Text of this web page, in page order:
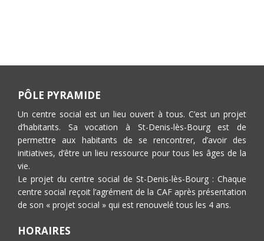
PÔLE PYRAMIDE
Un centre social est un lieu ouvert à tous. C’est un projet
d’habitants. Sa vocation à St-Denis-lès-Bourg est de
permettre aux habitants de se rencontrer, d’avoir des
initiatives, d’être un lieu ressource pour tous les âges de la
vie.
Le projet du centre social de St-Denis-lès-Bourg : Chaque
centre social reçoit l’agrément de la CAF après présentation
de son « projet social » qui est renouvelé tous les 4 ans.
HORAIRES